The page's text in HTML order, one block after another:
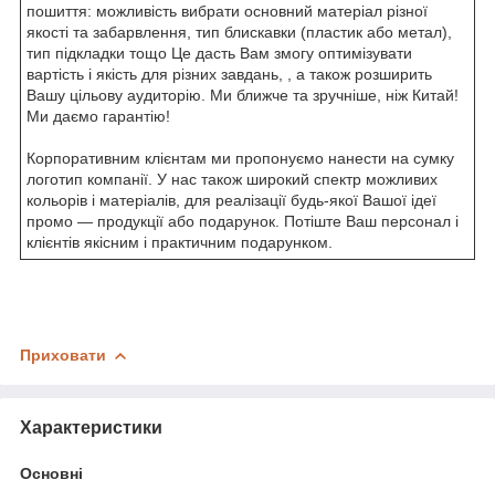
пошиття: можливість вибрати основний матеріал різної
якості та забарвлення, тип блискавки (пластик або метал),
тип підкладки тощо Це дасть Вам змогу оптимізувати
вартість і якість для різних завдань, , а також розширить
Вашу цільову аудиторію. Ми ближче та зручніше, ніж Китай!
Ми даємо гарантію!
Корпоративним клієнтам ми пропонуємо нанести на сумку
логотип компанії. У нас також широкий спектр можливих
кольорів і матеріалів, для реалізації будь-якої Вашої ідеї
промо — продукції або подарунок. Потіште Ваш персонал і
клієнтів якісним і практичним подарунком.
Приховати
Характеристики
Основні